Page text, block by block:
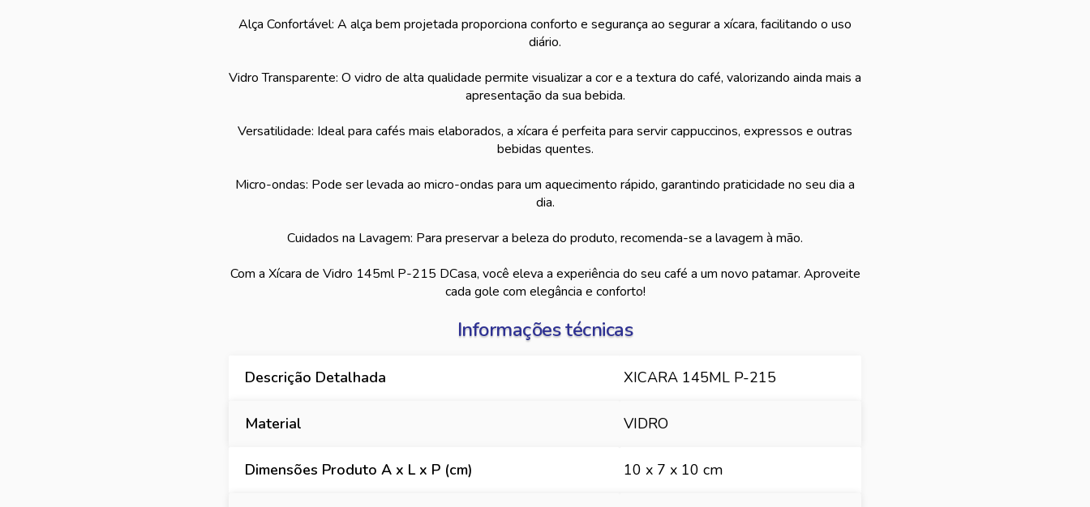
Alça Confortável: A alça bem projetada proporciona conforto e segurança ao segurar a xícara, facilitando o uso
diário.
Vidro Transparente: O vidro de alta qualidade permite visualizar a cor e a textura do café, valorizando ainda mais a
apresentação da sua bebida.
Versatilidade: Ideal para cafés mais elaborados, a xícara é perfeita para servir cappuccinos, expressos e outras
bebidas quentes.
Micro-ondas: Pode ser levada ao micro-ondas para um aquecimento rápido, garantindo praticidade no seu dia a
dia.
Cuidados na Lavagem: Para preservar a beleza do produto, recomenda-se a lavagem à mão.
Com a Xícara de Vidro 145ml P-215 DCasa, você eleva a experiência do seu café a um novo patamar. Aproveite
cada gole com elegância e conforto!
Informações técnicas
Descrição Detalhada XICARA 145ML P-215
Material VIDRO
Dimensões Produto A x L x P (cm) 10 x 7 x 10 cm